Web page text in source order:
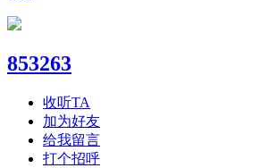
853263
收听TA
加为好友
给我留言
打个招呼